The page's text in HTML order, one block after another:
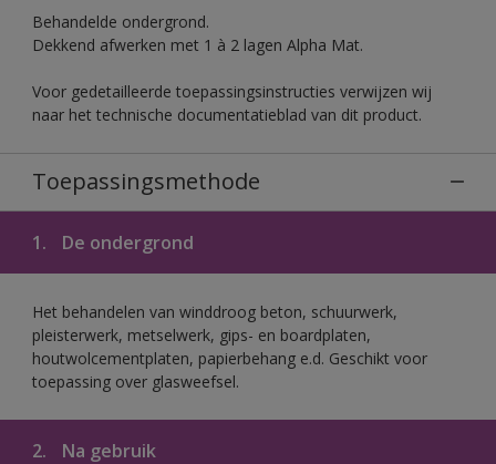
Behandelde ondergrond.
Dekkend afwerken met 1 à 2 lagen Alpha Mat.
Voor gedetailleerde toepassingsinstructies verwijzen wij
naar het technische documentatieblad van dit product.
Toepassingsmethode
1. De ondergrond
Het behandelen van winddroog beton, schuurwerk,
pleisterwerk, metselwerk, gips- en boardplaten,
houtwolcementplaten, papierbehang e.d. Geschikt voor
toepassing over glasweefsel.
2. Na gebruik